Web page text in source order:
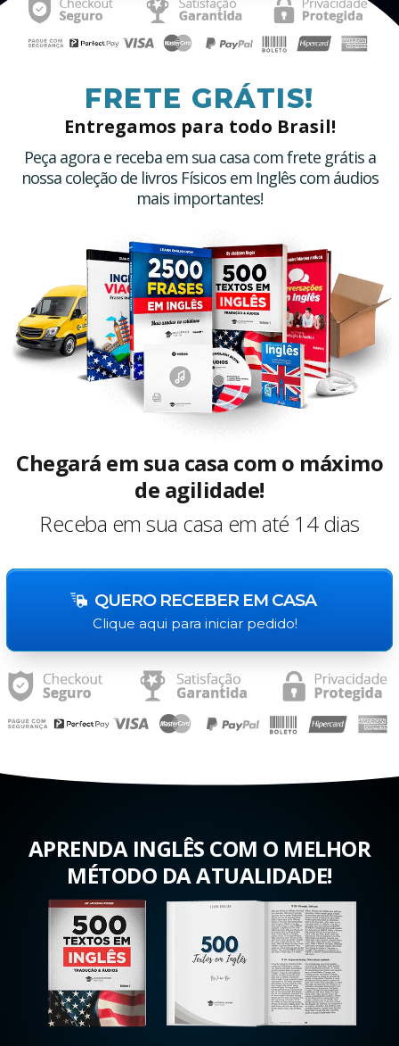
FRETE GRÁTIS!
Entregamos para todo Brasil!
Peça agora e receba em sua casa com frete grátis a
nossa coleção de livros Físicos em Inglês com áudios
mais importantes!
Chegará em sua casa com o máximo
de agilidade!
Receba em sua casa em até 14 dias
QUERO RECEBER EM CASA
Clique aqui para iniciar pedido!
APRENDA INGLÊS COM O MELHOR
MÉTODO DA ATUALIDADE!